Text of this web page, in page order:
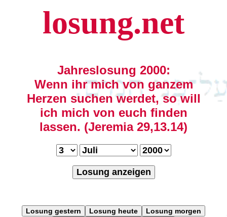
losung.net
Jahreslosung 2000:
Wenn ihr mich von ganzem
Herzen suchen werdet, so will
ich mich von euch finden
lassen. (Jeremia 29,13.14)
Losung anzeigen
Losung gestern Losung heute
Losung morgen